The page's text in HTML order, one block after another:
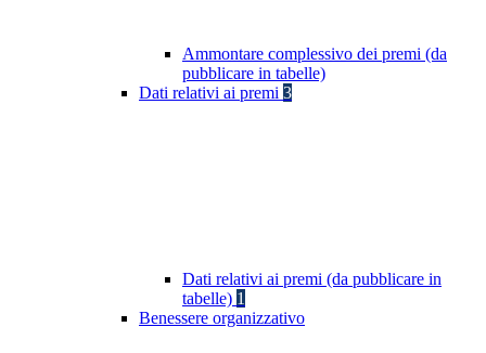
Ammontare complessivo dei premi (da
pubblicare in tabelle)
Dati relativi ai premi 3
Dati relativi ai premi (da pubblicare in
tabelle) 1
Benessere organizzativo